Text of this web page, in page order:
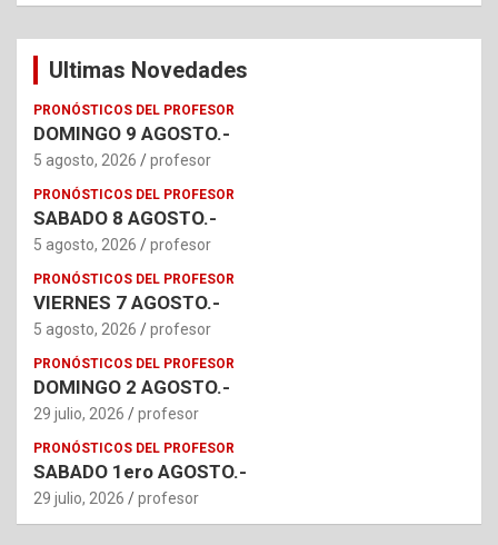
Ultimas Novedades
PRONÓSTICOS DEL PROFESOR
DOMINGO 9 AGOSTO.-
5 agosto, 2026 profesor
PRONÓSTICOS DEL PROFESOR
SABADO 8 AGOSTO.-
5 agosto, 2026 profesor
PRONÓSTICOS DEL PROFESOR
VIERNES 7 AGOSTO.-
5 agosto, 2026 profesor
PRONÓSTICOS DEL PROFESOR
DOMINGO 2 AGOSTO.-
29 julio, 2026 profesor
PRONÓSTICOS DEL PROFESOR
SABADO 1ero AGOSTO.-
29 julio, 2026 profesor